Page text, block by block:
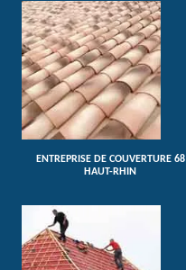
ENTREPRISE DE COUVERTURE 68
HAUT-RHIN